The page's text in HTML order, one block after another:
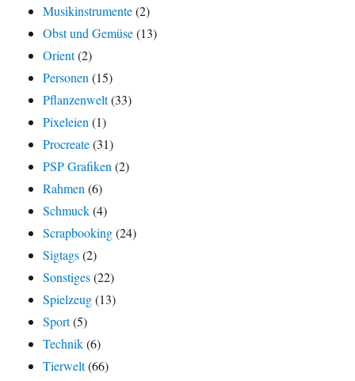
Musikinstrumente(2)
Obst und Gemüse(13)
Orient(2)
Personen (15)
Pflanzenwelt(33)
Pixeleien (1)
Procreate(31)
PSP Grafiken (2)
Rahmen (6)
Schmuck(4)
Scrapbooking(24)
Sigtags(2)
Sonstiges(22)
Spielzeug(13)
Sport(5)
Technik(6)
Tierwelt(66)